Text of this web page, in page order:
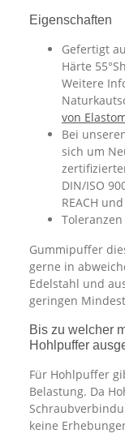
Eigenschaften
Gefertigt
Härte
Weitere
von
Bei
sich um
DIN/ISO
REACH
Toleranzen
Gummipuffer
gerne in
Edelstahl und
geringen
Bis zu welcher
Hohlpuffer
Für Hohlpuffer
Belastung. Da
keine